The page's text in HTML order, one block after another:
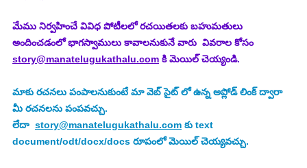
మేము నిర్వహించే వివిధ పోటీలలో రచయితలకు బహుమతులు
అందించడంలో భాగస్వాములు కావాలనుకునే వారు  వివరాల కోసం
story@manatelugukathalu.com కి మెయిల్ చెయ్యండి.
మాకు రచనలు పంపాలనుకుంటే మా వెబ్ సైట్ లో ఉన్న అప్లోడ్ లింక్ ద్వారా
మీ రచనలను పంపవచ్చు.
లేదా story@manatelugukathalu.com కు text
document/odt/docx/docs రూపంలో మెయిల్ చెయ్యవచ్చు.